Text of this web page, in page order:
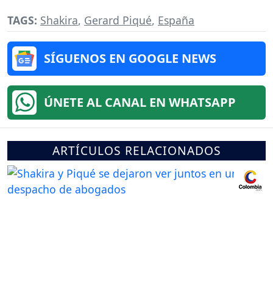
TAGS: Shakira, Gerard Piqué, España
SÍGUENOS EN GOOGLE NEWS
ÚNETE AL CANAL EN WHATSAPP
ARTÍCULOS RELACIONADOS